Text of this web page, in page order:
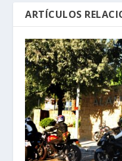
ARTÍCULOS